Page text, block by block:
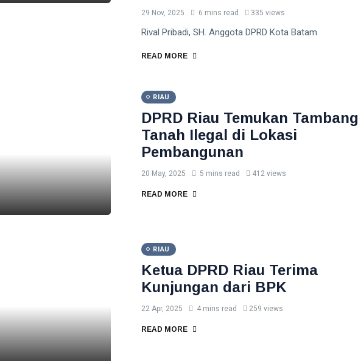
29 Nov, 2025 6 mins read 335 views
Rival Pribadi, SH. Anggota DPRD Kota Batam
READ MORE
RIAU
DPRD Riau Temukan Tambang
Tanah Ilegal di Lokasi
Pembangunan
20 May, 2025 5 mins read 412 views
READ MORE
RIAU
Ketua DPRD Riau Terima
Kunjungan dari BPK
22 Apr, 2025 4 mins read 259 views
READ MORE